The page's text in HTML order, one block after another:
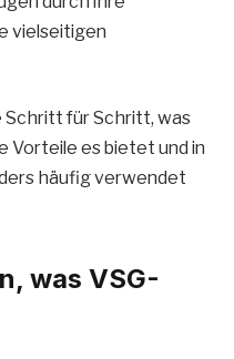
vielseitigen
Schritt für Schritt, was
Vorteile es bietet und in
häufig verwendet
was VSG-